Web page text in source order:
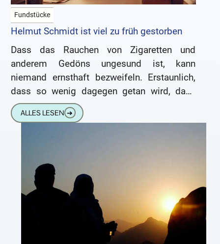
Fundstücke
Helmut Schmidt ist viel zu früh gestorben
Dass das Rauchen von Zigaretten und
anderem Gedöns ungesund ist, kann
niemand ernsthaft bezweifeln. Erstaunlich,
dass so wenig dagegen getan wird, dass
dann doch noch sehr viele Menschen zur
Zigarette
ALLES LESEN ➔